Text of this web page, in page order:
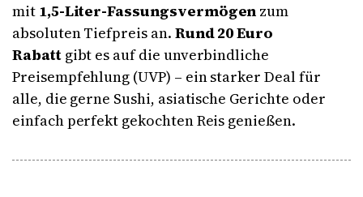
mit 1,5-Liter-Fassungsvermögen zum
absoluten Tiefpreis an. Rund 20 Euro
Rabattgibt es auf die unverbindliche
Preisempfehlung (UVP) – ein starker Deal für
alle, die gerne Sushi, asiatische Gerichte oder
einfach perfekt gekochten Reis genießen.